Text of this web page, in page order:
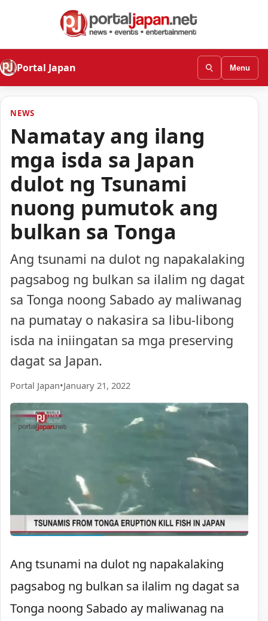
Portal Japan Menu
NEWS
Namatay ang ilang
mga isda sa Japan
dulot ng Tsunami
nuong pumutok ang
bulkan sa Tonga
Ang tsunami na dulot ng napakalaking
pagsabog ng bulkan sa ilalim ng dagat
sa Tonga noong Sabado ay maliwanag
na pumatay o nakasira sa libu-libong
isda na iniingatan sa mga preserving
dagat sa Japan.
Portal Japan•January 21, 2022
Ang tsunami na dulot ng napakalaking
pagsabog ng bulkan sa ilalim ng dagat sa
Tonga noong Sabado ay maliwanag na